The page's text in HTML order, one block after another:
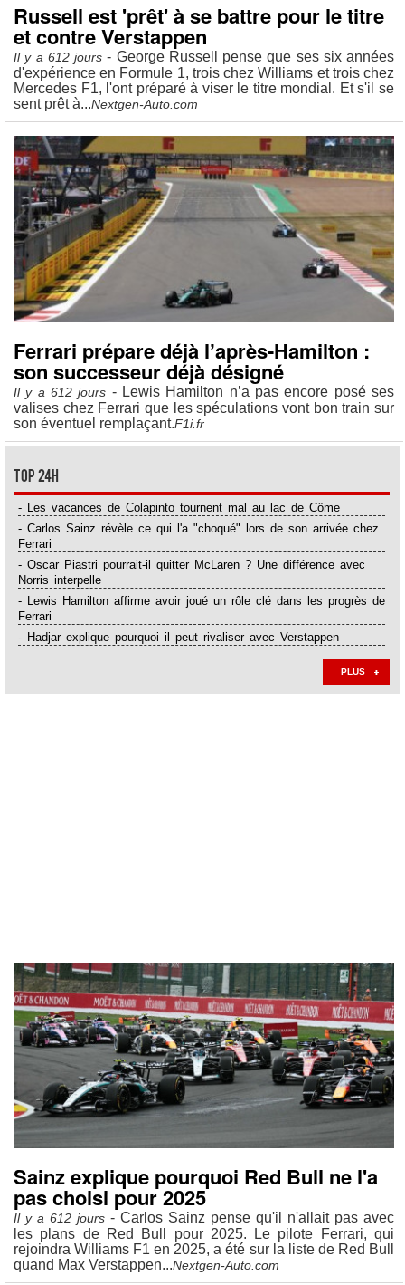
Russell est 'prêt' à se battre pour le titre
et contre Verstappen
Il y a 612 jours - George Russell pense que ses six années
d'expérience en Formule 1, trois chez Williams et trois chez
Mercedes F1, l'ont préparé à viser le titre mondial. Et s'il se
sent prêt à...Nextgen-Auto.com
Ferrari prépare déjà l’après-Hamilton :
son successeur déjà désigné
Il y a 612 jours - Lewis Hamilton n’a pas encore posé ses
valises chez Ferrari que les spéculations vont bon train sur
son éventuel remplaçant.F1i.fr
Top 24H
- Les vacances de Colapinto tournent mal au lac de Côme
- Carlos Sainz révèle ce qui l'a "choqué" lors de son arrivée chez
Ferrari
- Oscar Piastri pourrait-il quitter McLaren ? Une différence avec
Norris interpelle
- Lewis Hamilton affirme avoir joué un rôle clé dans les progrès de
Ferrari
- Hadjar explique pourquoi il peut rivaliser avec Verstappen
PLUS
Sainz explique pourquoi Red Bull ne l'a
pas choisi pour 2025
Il y a 612 jours - Carlos Sainz pense qu'il n'allait pas avec
les plans de Red Bull pour 2025. Le pilote Ferrari, qui
rejoindra Williams F1 en 2025, a été sur la liste de Red Bull
quand Max Verstappen...Nextgen-Auto.com